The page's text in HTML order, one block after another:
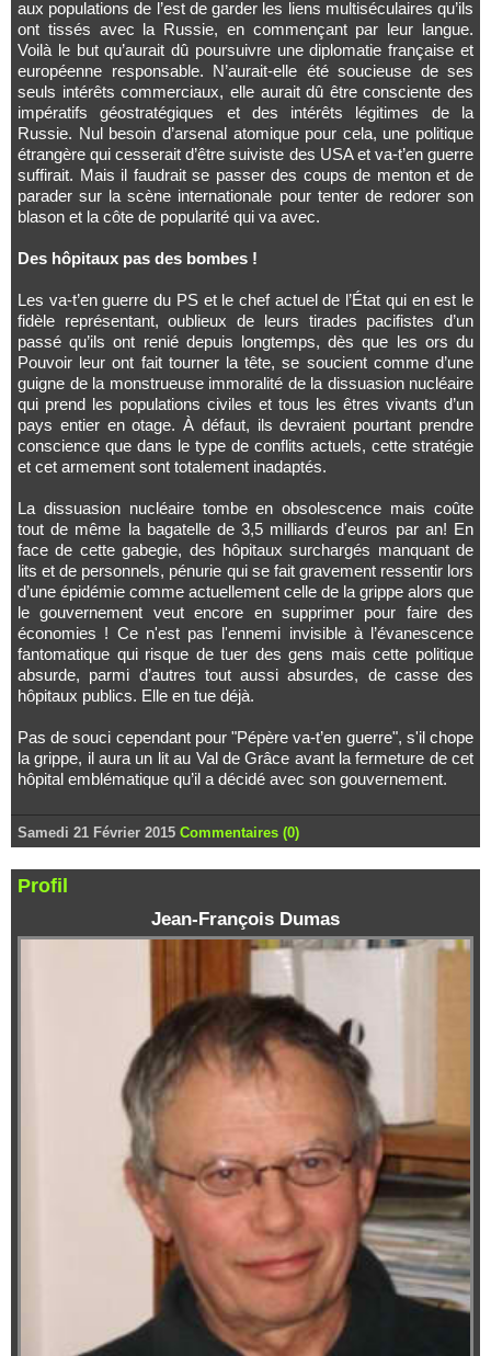
aux populations de l’est de garder les liens multiséculaires qu’ils
ont tissés avec la Russie, en commençant par leur langue.
Voilà le but qu’aurait dû poursuivre une diplomatie française et
européenne responsable. N’aurait-elle été soucieuse de ses
seuls intérêts commerciaux, elle aurait dû être consciente des
impératifs géostratégiques et des intérêts légitimes de la
Russie. Nul besoin d’arsenal atomique pour cela, une politique
étrangère qui cesserait d’être suiviste des USA et va-t’en guerre
suffirait. Mais il faudrait se passer des coups de menton et de
parader sur la scène internationale pour tenter de redorer son
blason et la côte de popularité qui va avec.
Des hôpitaux pas des bombes !
Les va-t’en guerre du PS et le chef actuel de l’État qui en est le
fidèle représentant, oublieux de leurs tirades pacifistes d’un
passé qu’ils ont renié depuis longtemps, dès que les ors du
Pouvoir leur ont fait tourner la tête, se soucient comme d’une
guigne de la monstrueuse immoralité de la dissuasion nucléaire
qui prend les populations civiles et tous les êtres vivants d’un
pays entier en otage. À défaut, ils devraient pourtant prendre
conscience que dans le type de conflits actuels, cette stratégie
et cet armement sont totalement inadaptés.
La dissuasion nucléaire tombe en obsolescence mais coûte
tout de même la bagatelle de 3,5 milliards d'euros par an! En
face de cette gabegie, des hôpitaux surchargés manquant de
lits et de personnels, pénurie qui se fait gravement ressentir lors
d’une épidémie comme actuellement celle de la grippe alors que
le gouvernement veut encore en supprimer pour faire des
économies ! Ce n'est pas l'ennemi invisible à l’évanescence
fantomatique qui risque de tuer des gens mais cette politique
absurde, parmi d’autres tout aussi absurdes, de casse des
hôpitaux publics. Elle en tue déjà.
Pas de souci cependant pour "Pépère va-t’en guerre", s'il chope
la grippe, il aura un lit au Val de Grâce avant la fermeture de cet
hôpital emblématique qu’il a décidé avec son gouvernement.
Samedi 21 Février 2015 Commentaires (0)
Profil
Jean-François Dumas